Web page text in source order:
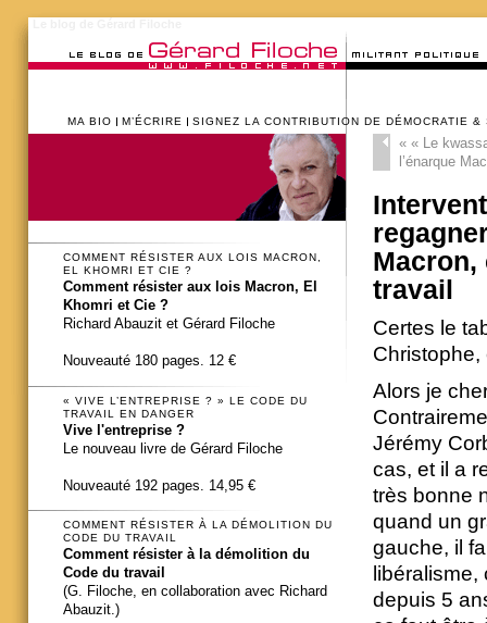
MA BIO M’ÉCRIRE SIGNEZ LA CONTRIBUTION DE DÉMOCRATIE &
«« Le
l’énarque
Macron,
travail
Certes le
Christophe,
Alors je
Jérémy
cas, et il a
très bonne
quand un
gauche, il
libéralisme,
depuis 5
COMMENT RÉSISTER AUX LOIS MACRON,
EL KHOMRI ET CIE ?
Comment résister aux lois Macron, El
Khomri et Cie ?
Richard Abauzit et Gérard Filoche
Nouveauté 180 pages. 12 €
« VIVE L’ENTREPRISE ? » LE CODE DU
TRAVAIL EN DANGER
Vive l'entreprise ?
Le nouveau livre de Gérard Filoche
Nouveauté 192 pages. 14,95 €
COMMENT RÉSISTER À LA DÉMOLITION DU
CODE DU TRAVAIL
Comment résister à la démolition du
Code du travail
(G. Filoche, en collaboration avec Richard
Abauzit.)